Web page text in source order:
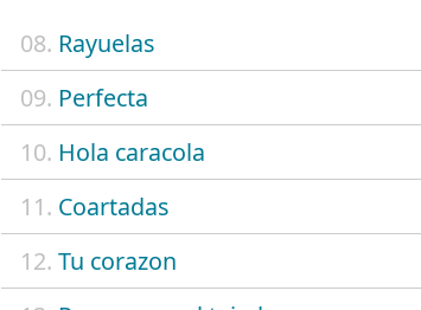
08. Rayuelas
09. Perfecta
10. Hola caracola
11. Coartadas
12. Tu corazon